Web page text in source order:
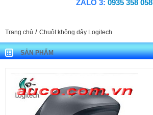
ZALO 3: 0935 358 058
Trang chủ / Chuột không dây Logitech
SẢN PHẨM